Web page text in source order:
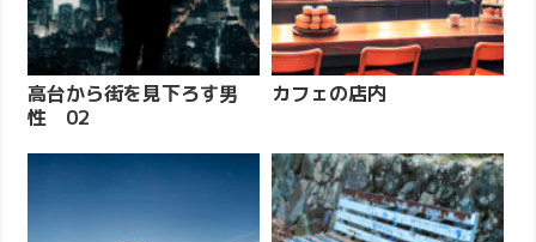
高台から街を見下ろす男
性 02
カフェの店内